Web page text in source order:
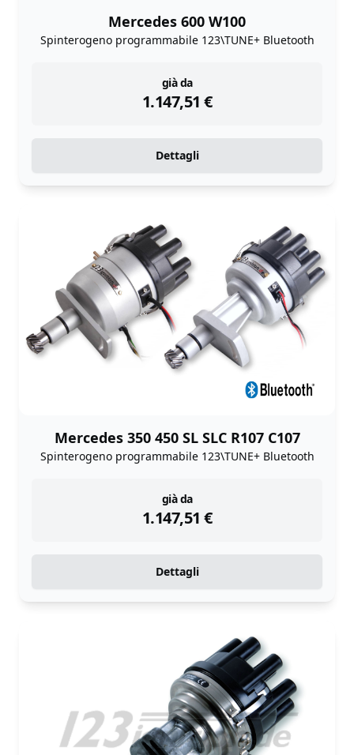
Mercedes 600 W100
Spinterogeno programmabile 123\TUNE+ Bluetooth
già da
1.147,51 €
instock
Dettagli
Mercedes 350 450 SL SLC R107 C107
Spinterogeno programmabile 123\TUNE+ Bluetooth
già da
1.147,51 €
instock
Dettagli